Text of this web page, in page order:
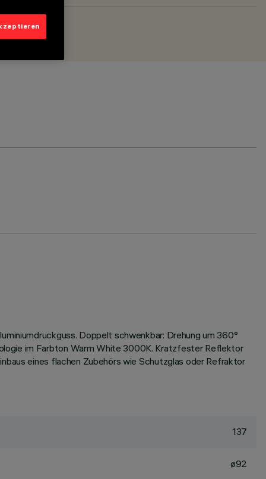
Doppelt schwenkbar: Drehung um 360°
im Farbton Warm White 3000K. Kratzfester Reflektor
eines flachen Zubehörs wie Schutzglas oder Refraktor
137
ø92